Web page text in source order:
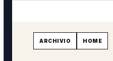
ARCHIVIO HOME